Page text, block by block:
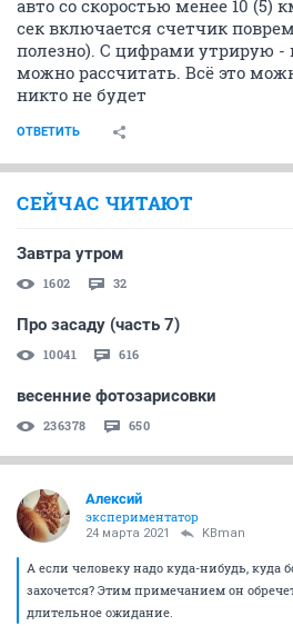
авто со скоростью менее 10 (5)
сек включается счетчик
полезно). С цифрами утрирую -
можно рассчитать. Всё это
никто не будет
ОТВЕТИТЬ
СЕЙЧАС ЧИТАЮТ
Завтра утром
1602 32
Про засаду (часть 7)
10041 616
весенние фотозарисовки
236378 650
Алексий
экспериментатор
24 марта 2021 KBman
А если человеку надо куда-нибудь, куда
захочется? Этим примечанием он
длительное ожидание.